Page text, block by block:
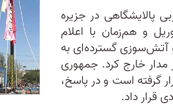
پالایشگاهی در جزیره
و هم‌زمان با اعلام
آتش‌سوزی گسترده‌ای به
مدار خارج کرد. جمهوری
گرفته است و در پاسخ،
قرار داد.